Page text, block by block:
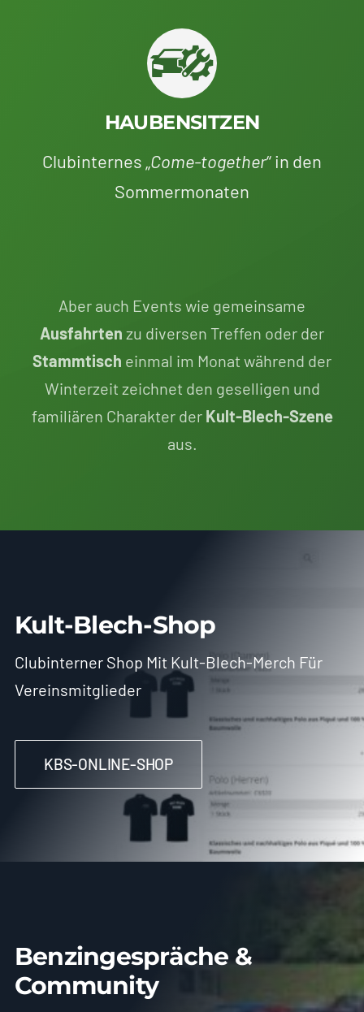
HAUBENSITZEN
Clubinternes „ Come-together“ in den
Sommermonaten
Aber auch Events wie gemeinsame
Ausfahrten zu diversen Treffen oder der
Stammtisch einmal im Monat während der
Winterzeit zeichnet den geselligen und
familiären Charakter der Kult-Blech-Szene
aus.
Kult-Blech-Shop
Clubinterner Shop Mit Kult-Blech-Merch Für
Vereinsmitglieder
KBS-ONLINE-SHOP
Benzingespräche &
Community